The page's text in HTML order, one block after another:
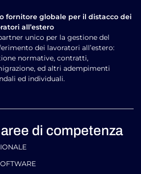
fornitore globale per il distacco dei
all’estero
unico per la gestione del
dei lavoratori all’estero:
normative, contratti,
ed altri adempimenti
ed individuali.
di competenza